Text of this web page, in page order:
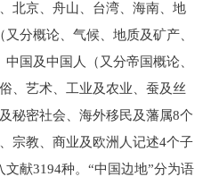
北京、舟山、台湾、海南、地
分概论、气候、地质及矿产、
国及中国人（又分帝国概论、
、艺术、工业及农业、蚕及丝
秘密社会、海外移民及藩属8个
宗教、商业及欧洲人记述4个子
献3194种。“中国边地”分为语